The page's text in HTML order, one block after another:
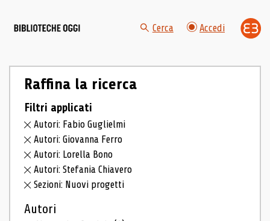
Cerca Accedi
Raffina la ricerca
Filtri applicati
Autori: Fabio Guglielmi
Autori: Giovanna Ferro
Autori: Lorella Bono
Autori: Stefania Chiavero
Sezioni: Nuovi progetti
Autori